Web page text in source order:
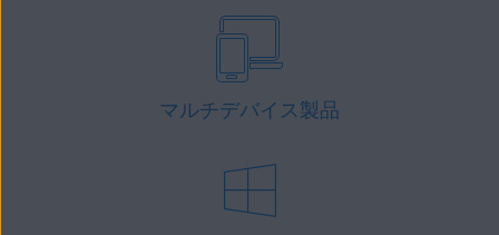
マルチデバイス製品